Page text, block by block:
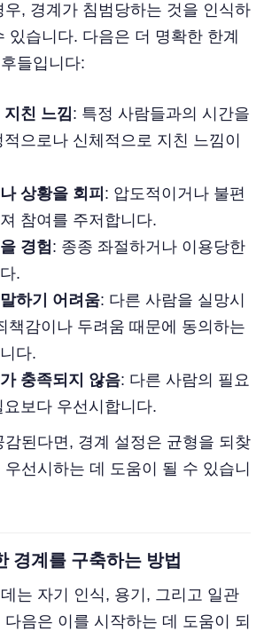
우, 경계가 침범당하는 것을 인식하
있습니다. 다음은 더 명확한 한계
들입니다:
친 느낌: 특정 사람들과의 시간을
적으로나 신체적으로 지친 느낌이
상황을 회피 : 압도적이거나 불편
참여를 주저합니다.
경험: 종종 좌절하거나 이용당한
.
하기 어려움: 다른 사람을 실망시
책감이나 두려움 때문에 동의하는
다.
충족되지 않음: 다른 사람의 필요
보다 우선시합니다.
감된다면, 경계 설정은 균형을 되찾
선시하는 데 도움이 될 수 있습니
경계를 구축하는 방법
는 자기 인식, 용기, 그리고 일관
음은 이를 시작하는 데 도움이 되